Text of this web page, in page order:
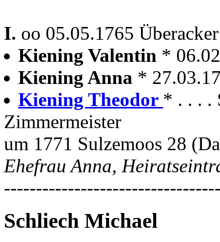
I. oo 05.05.1765
Kiening Valentin *
Kiening Anna *
Kiening Theodor * . . . .
Zimmermeister
um 1771 Sulzemoos 28
Ehefrau Anna,
Schliech Michael